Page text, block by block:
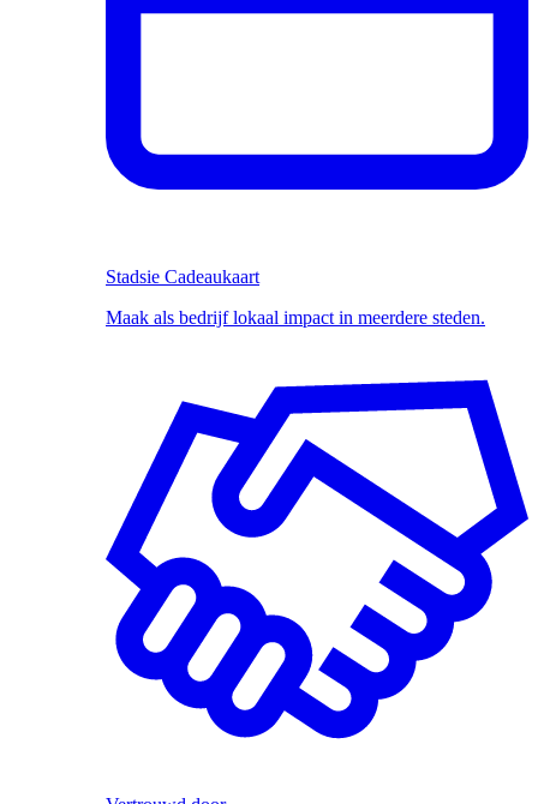
Stadsie Cadeaukaart
Maak als bedrijf lokaal impact in meerdere steden.